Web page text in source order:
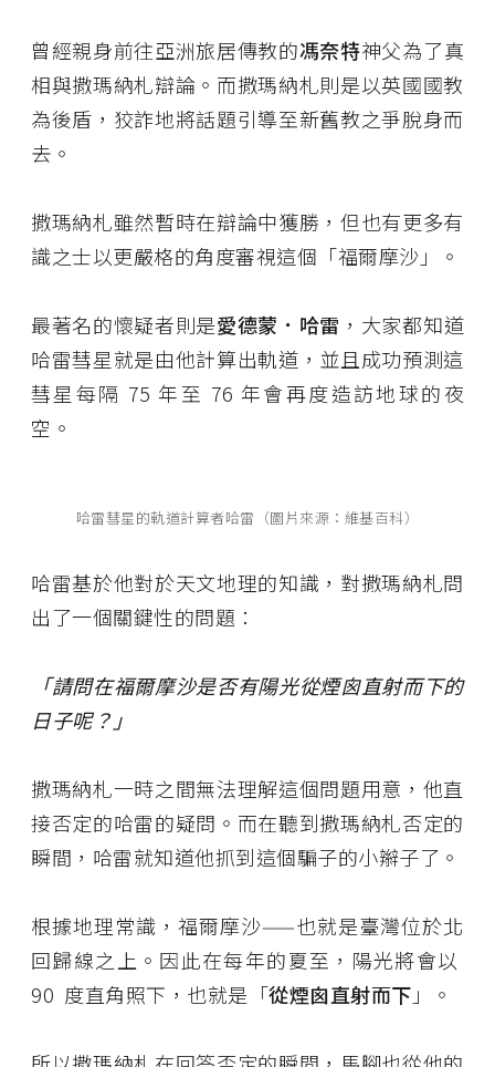
曾經親身前往亞洲旅居傳教的馮奈特神父為了真
相與撒瑪納札辯論。而撒瑪納札則是以英國國教
為後盾，狡詐地將話題引導至新舊教之爭脫身而
去。
撒瑪納札雖然暫時在辯論中獲勝，但也有更多有
識之士以更嚴格的角度審視這個「福爾摩沙」。
最著名的懷疑者則是愛德蒙．哈雷 ，大家都知道
哈雷彗星就是由他計算出軌道，並且成功預測這
彗星每隔 75 年至 76 年會再度造訪地球的夜
空。
哈雷彗星的軌道計算者哈雷（圖片來源：維基百科）
哈雷基於他對於天文地理的知識，對撒瑪納札問
出了一個關鍵性的問題：
「請問在福爾摩沙是否有陽光從煙囪直射而下的
日子呢？」
撒瑪納札一時之間無法理解這個問題用意，他直
接否定的哈雷的疑問。而在聽到撒瑪納札否定的
瞬間，哈雷就知道他抓到這個騙子的小辮子了。
根據地理常識，福爾摩沙——也就是臺灣位於北
回歸線之上。因此在每年的夏至，陽光將會以
90 度直角照下，也就是「從煙囪直射而下 」。